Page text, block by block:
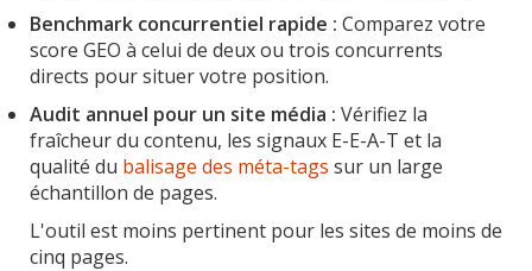
Benchmark concurrentiel rapide : Comparez votre
score GEO à celui de deux ou trois concurrents
directs pour situer votre position.
Audit annuel pour un site média : Vérifiez la
fraîcheur du contenu, les signaux E-E-A-T et la
qualité du balisage des méta-tags sur un large
échantillon de pages.
L'outil est moins pertinent pour les sites de moins de
cinq pages.